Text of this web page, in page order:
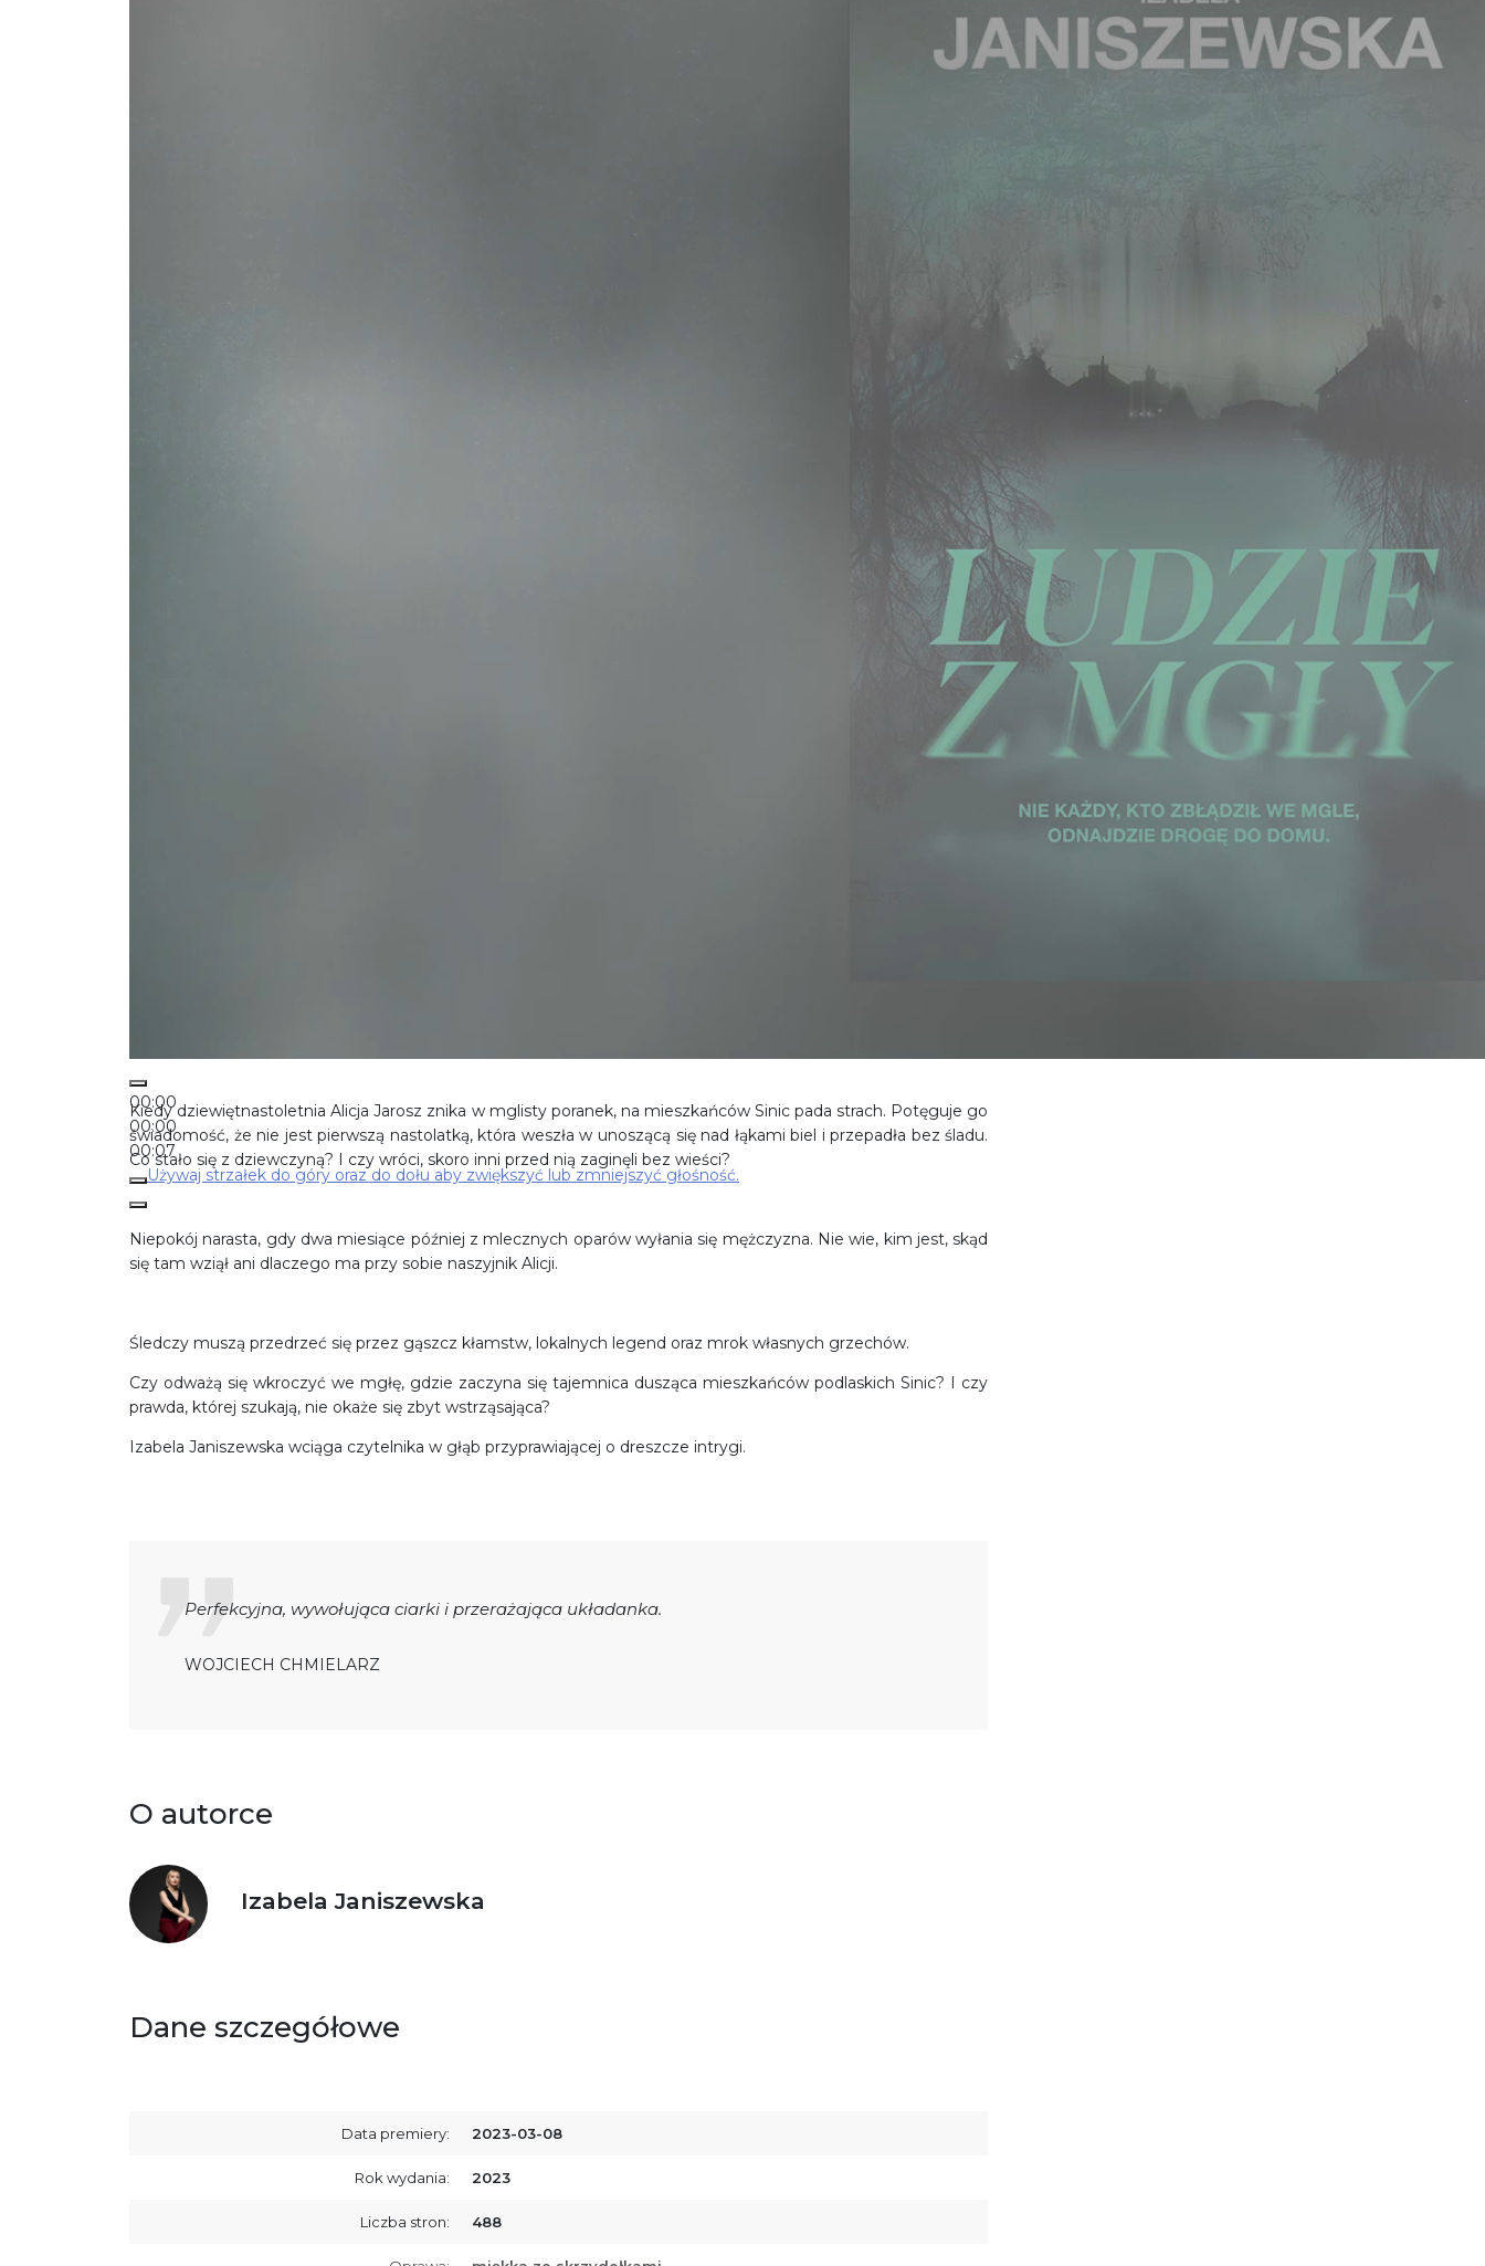
00:00
00:00
00:07
Używaj strzałek do góry oraz do dołu aby zwiększyć lub zmniejszyć głośność.
Kiedy dziewiętnastoletnia Alicja Jarosz znika w mglisty poranek, na mieszkańców Sinic pada strach. Potęguje go
świadomość, że nie jest pierwszą nastolatką, która weszła w unoszącą się nad łąkami biel i przepadła bez śladu.
Co stało się z dziewczyną? I czy wróci, skoro inni przed nią zaginęli bez wieści?
Niepokój narasta, gdy dwa miesiące później z mlecznych oparów wyłania się mężczyzna. Nie wie, kim jest, skąd
się tam wziął ani dlaczego ma przy sobie naszyjnik Alicji.
Śledczy muszą przedrzeć się przez gąszcz kłamstw, lokalnych legend oraz mrok własnych grzechów.
Czy odważą się wkroczyć we mgłę, gdzie zaczyna się tajemnica dusząca mieszkańców podlaskich Sinic? I czy
prawda, której szukają, nie okaże się zbyt wstrząsająca?
Izabela Janiszewska wciąga czytelnika w głąb przyprawiającej o dreszcze intrygi.
Perfekcyjna, wywołująca ciarki i przerażająca układanka.
WOJCIECH CHMIELARZ
O autorce
Izabela Janiszewska
Dane szczegółowe
Data premiery: 2023-03-08
Rok wydania: 2023
Liczba stron: 488